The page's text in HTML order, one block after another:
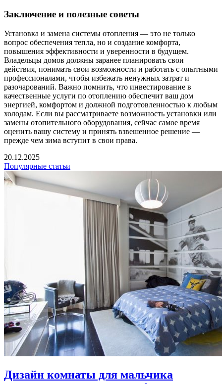
Заключение и полезные советы
Установка и замена системы отопления — это не только
вопрос обеспечения тепла, но и создание комфорта,
повышения эффективности и уверенности в будущем.
Владельцы домов должны заранее планировать свои
действия, понимать свои возможности и работать с опытными
профессионалами, чтобы избежать ненужных затрат и
разочарований. Важно помнить, что инвестирование в
качественные услуги по отоплению обеспечит ваш дом
энергией, комфортом и должной подготовленностью к любым
холодам. Если вы рассматриваете возможность установки или
замены отопительного оборудования, сейчас самое время
оценить вашу систему и принять взвешенное решение —
прежде чем зима вступит в свои права.
20.12.2025
Популярные статьи
Дизайн комнаты для мальчика